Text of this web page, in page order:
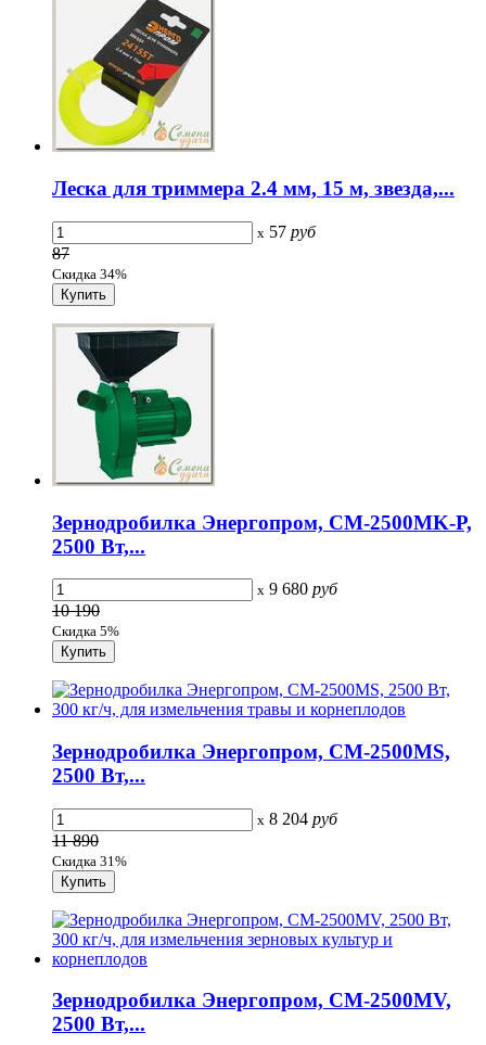
Леска для триммера 2.4 мм, 15 м, звезда,...
x 57 руб
87
Скидка 34%
Зернодробилка Энергопром, CM-2500MK-P,
2500 Вт,...
x 9 680 руб
10 190
Скидка 5%
Зернодробилка Энергопром, CM-2500МS,
2500 Вт,...
x 8 204 руб
11 890
Скидка 31%
Зернодробилка Энергопром, CM-2500МV,
2500 Вт,...